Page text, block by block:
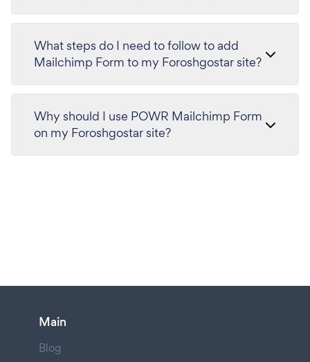
What steps do I need to follow to add
Mailchimp Form to my Foroshgostar site?
Why should I use POWR Mailchimp Form
on my Foroshgostar site?
Main
Blog